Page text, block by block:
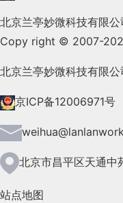
2021年9月(153)
2021年8月(147)
2021年7月(149)
2021年6月(157)
2021年5月(124)
北京兰亭妙微科技有限
Copy right © 2007-
北京兰亭妙微科技有限
京ICP备12006971号
北京市昌平区天通中
站点地图